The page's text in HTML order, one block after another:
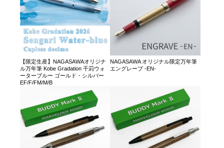
【限定生産】NAGASAWAオリジナ
ル万年筆 Kobe Gradation 千苅ウォ
ーターブルー ゴールド・シルバー
EF/F/FM/M/B
NAGASAWA オリジナル限定万年筆
エングレーブ -EN-